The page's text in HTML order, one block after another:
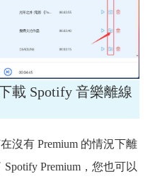
載 Spotify 音樂離線
沒有 Premium 的情況下離
Premium，您也可以